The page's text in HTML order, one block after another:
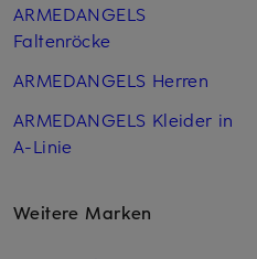
ARMEDANGELS
Faltenröcke
ARMEDANGELS Herren
ARMEDANGELS Kleider in
A-Linie
Weitere Marken